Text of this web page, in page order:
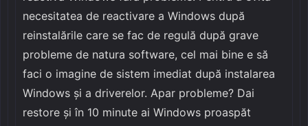
necesitatea de reactivare a Windows după
reinstalările care se fac de regulă după grave
probleme de natura software, cel mai bine e să
faci o imagine de sistem imediat după instalarea
Windows și a driverelor. Apar probleme? Dai
restore și în 10 minute ai Windows proaspăt